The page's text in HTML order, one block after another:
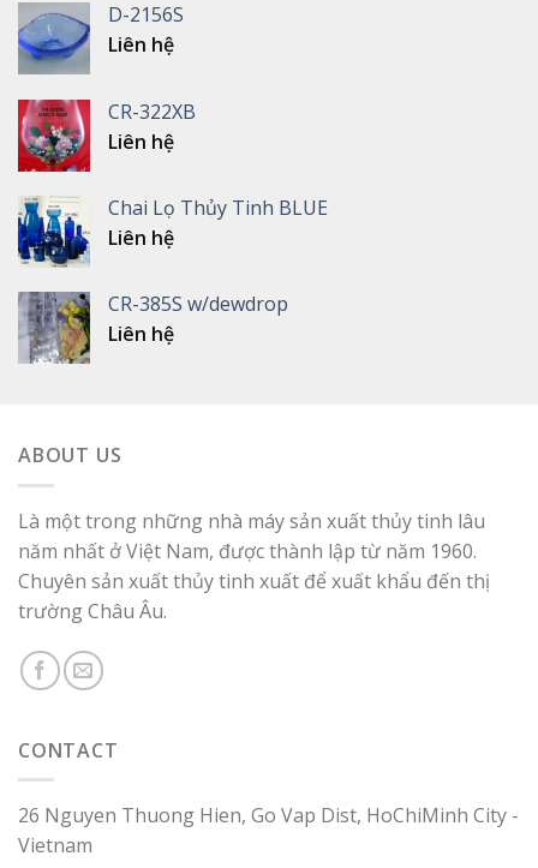
D-2156S
Liên hệ
CR-322XB
Liên hệ
Chai Lọ Thủy Tinh BLUE
Liên hệ
CR-385S w/dewdrop
Liên hệ
ABOUT US
Là một trong những nhà máy sản xuất thủy tinh lâu
năm nhất ở Việt Nam, được thành lập từ năm 1960.
Chuyên sản xuất thủy tinh xuất để xuất khẩu đến thị
trường Châu Âu.
CONTACT
26 Nguyen Thuong Hien, Go Vap Dist, HoChiMinh City -
Vietnam